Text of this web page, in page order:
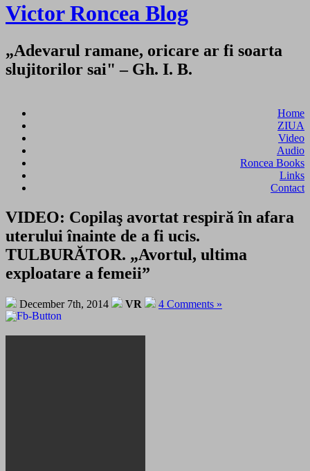
Victor Roncea Blog
„Adevarul ramane, oricare ar fi soarta
slujitorilor sai" – Gh. I. B.
Home
ZIUA
Video
Audio
Roncea Books
Links
Contact
VIDEO: Copilaş avortat respiră în afara
uterului înainte de a fi ucis.
TULBURĂTOR. „Avortul, ultima
exploatare a femeii”
December 7th, 2014 VR 4 Comments »